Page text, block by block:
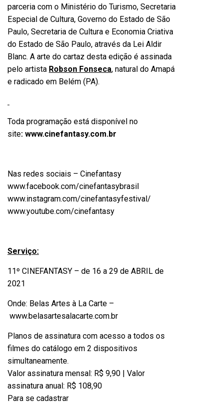
parceria com o Ministério do Turismo, Secretaria
Especial de Cultura, Governo do Estado de São
Paulo, Secretaria de Cultura e Economia Criativa
do Estado de São Paulo, através da Lei Aldir
Blanc. A arte do cartaz desta edição é assinada
pelo artista Robson Fonseca, natural do Amapá
e radicado em Belém (PA).
Toda programação está disponível no
site: www.cinefantasy.com.br
Nas redes sociais – Cinefantasy
www.facebook.com/cinefantasybrasil
www.instagram.com/cinefantasyfestival/
www.youtube.com/cinefantasy
Serviço:
11º CINEFANTASY – de 16 a 29 de ABRIL de
2021
Onde: Belas Artes à La Carte –
www.belasartesalacarte.com.br
Planos de assinatura com acesso a todos os
filmes do catálogo em 2 dispositivos
simultaneamente.
Valor assinatura mensal: R$ 9,90 | Valor
assinatura anual: R$ 108,90
Para se cadastrar